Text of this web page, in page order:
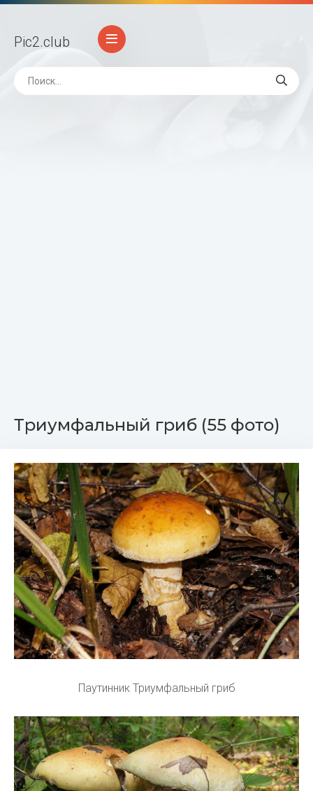
Pic2.club
Триумфальный гриб (55 фото)
Паутинник Триумфальный гриб